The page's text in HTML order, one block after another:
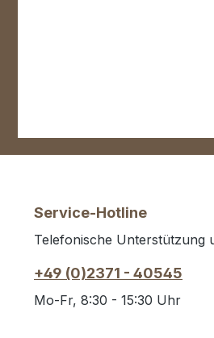
Service-Hotline
Telefonische Unterstützung
+49 (0)2371 - 40545
Mo-Fr, 8:30 - 15:30 Uhr